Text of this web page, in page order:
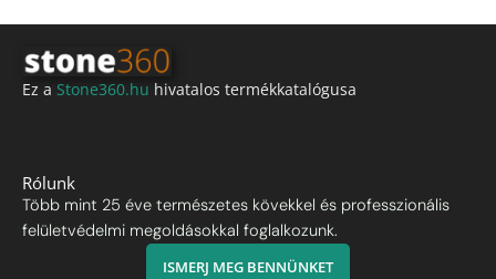
Ez a Stone360.hu hivatalos termékkatalógusa
Rólunk
Több mint 25 éve természetes kövekkel és professzionális
felületvédelmi megoldásokkal foglalkozunk.
ISMERJ MEG BENNÜNKET